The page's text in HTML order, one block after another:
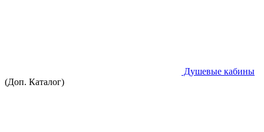
Душевые кабины
(Доп. Каталог)